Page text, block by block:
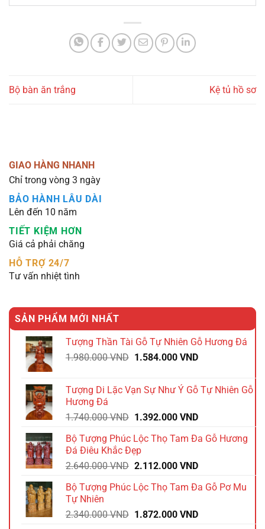
Bộ bàn ăn trắng Kệ tủ hồ sơ
GIAO HÀNG NHANH
Chỉ trong vòng 3 ngày
BẢO HÀNH LÂU DÀI
Lên đến 10 năm
TIẾT KIỆM HƠN
Giá cả phải chăng
HỖ TRỢ 24/7
Tư vấn nhiệt tình
SẢN PHẨM MỚI NHẤT
Tượng Thần Tài Gỗ Tự Nhiên Gỗ Hương Đá
1.980.000VND Giá
1.980.000 VND.
1.584.000 VNDGiá
là:
Tượng Di Lặc Vạn Sự Như Ý Gỗ Tự Nhiên Gỗ
Hương Đá
1.740.000VND Giá
là:
1.740.000 VND.
1.392.000 VNDGiá
tại
1.392.000 VND.
Bộ Tượng Phúc Lộc Thọ Tam Đa Gỗ Hương
Đá Điêu Khắc Đẹp
2.640.000VND Giá
là:
2.112.000 VNDGiá
tại
2.112.000 VND.
Bộ Tượng Phúc Lộc Thọ Tam Đa Gỗ Pơ Mu
Tự Nhiên
2.340.000VND Giá
1.872.000 VNDGiá